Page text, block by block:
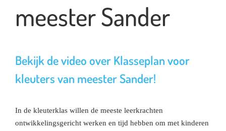
meester Sander
Bekijk de video over Klasseplan voor
kleuters van meester Sander!
In de kleuterklas willen de meeste leerkrachten
ontwikkelingsgericht werken en tijd hebben om met kinderen